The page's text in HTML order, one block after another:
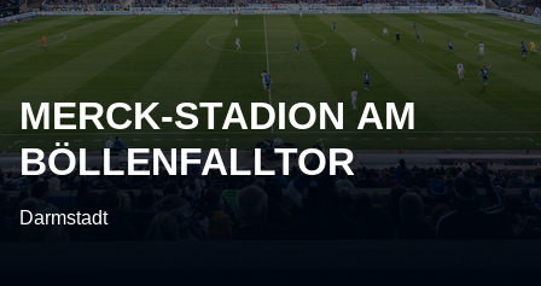
MERCK-STADION AM
BÖLLENFALLTOR
Darmstadt